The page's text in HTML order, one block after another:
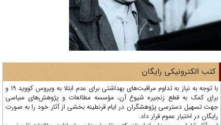
الکترونیکی رایگان
با توجه به نیاز به تداوم مراقبت‌های بهداشتی برای عدم ابتلا به ویروس کووید 19 و
کمک به قطع زنجیره شیوع آن، مؤسسه مطالعات و پژوهش‌های سیاسی
تسهیل دسترسی پژوهشگران در ایام قرنطینه بخشی از آثار خود را به صورت
در اختیار عموم قرار داد.